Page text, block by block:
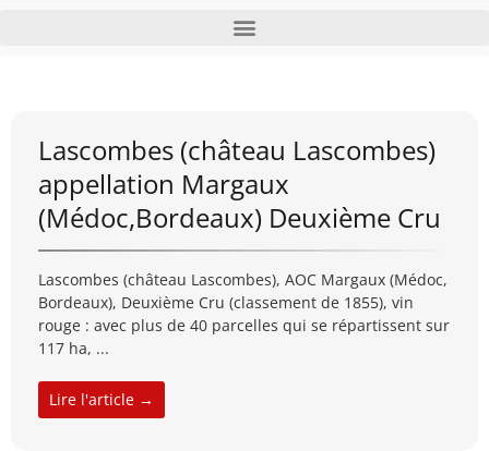
Lascombes (château Lascombes)
appellation Margaux
(Médoc,Bordeaux) Deuxième Cru
Lascombes (château Lascombes), AOC Margaux (Médoc,
Bordeaux), Deuxième Cru (classement de 1855), vin
rouge : avec plus de 40 parcelles qui se répartissent sur
117 ha, ...
Lire l'article →